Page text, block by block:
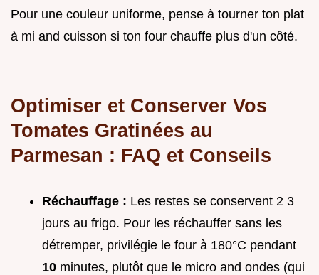
Pour une couleur uniforme, pense à tourner ton plat
à mi and cuisson si ton four chauffe plus d'un côté.
Optimiser et Conserver Vos
Tomates Gratinées au
Parmesan : FAQ et Conseils
Réchauffage : Les restes se conservent 2 3
jours au frigo. Pour les réchauffer sans les
détremper, privilégie le four à 180°C pendant
10 minutes, plutôt que le micro and ondes (qui